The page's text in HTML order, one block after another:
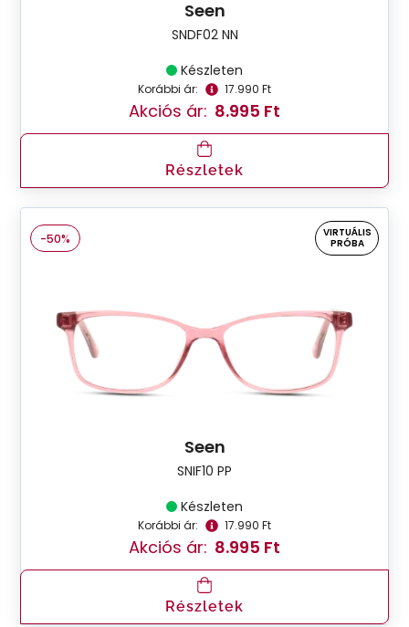
Seen
SNDF02 NN
Készleten
Korábbi ár: 17.990 Ft
Akciós ár: 8.995 Ft
Részletek
-50%
VIRTUÁLIS
PRÓBA
Seen
SNIF10 PP
Készleten
Korábbi ár: 17.990 Ft
Akciós ár: 8.995 Ft
Részletek